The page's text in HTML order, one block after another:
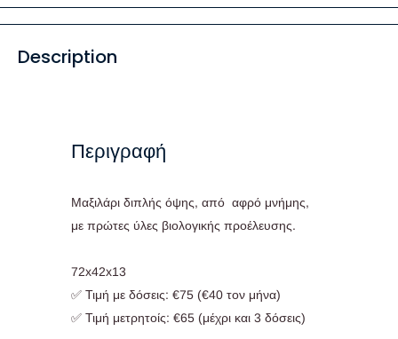
Description
Περιγραφή
Μαξιλάρι διπλής όψης, από αφρό μνήμης,
με πρώτες ύλες βιολογικής προέλευσης.
72x42x13
✅ Τιμή με δόσεις: €75 (€40 τον μήνα)
✅ Τιμή μετρητοίς: €65 (μέχρι και 3 δόσεις)